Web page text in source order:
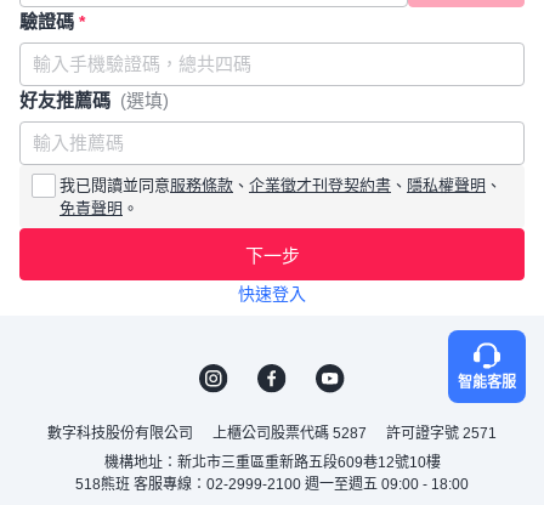
驗證碼 *
好友推薦碼 (選填)
我已閱讀並同意服務條款 、 企業徵才刊登契約書 、 隱私權聲明 、
免責聲明 。
下一步
快速登入
智能客服
數字科技股份有限公司 上櫃公司股票代碼 5287
許可證字號 2571
機構地址：新北市三重區重新路五段609巷12號10樓
518熊班 客服專線：02-2999-2100 週一至週五 09:00 - 18:00